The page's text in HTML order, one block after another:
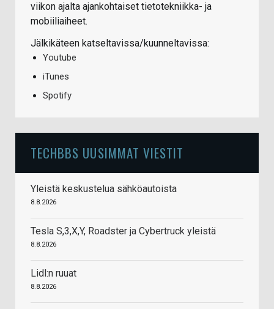
viikon ajalta ajankohtaiset tietotekniikka- ja
mobiiliaiheet.
Jälkikäteen katseltavissa/kuunneltavissa:
Youtube
iTunes
Spotify
TECHBBS UUSIMMAT VIESTIT
Yleistä keskustelua sähköautoista
8.8.2026
Tesla S,3,X,Y, Roadster ja Cybertruck yleistä
8.8.2026
Lidl:n ruuat
8.8.2026